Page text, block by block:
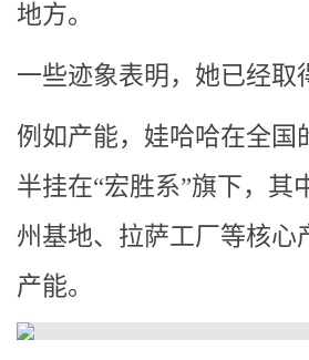
地方。
一些迹象表明，她已经取
例如产能，娃哈哈在全国
半挂在“宏胜系”旗下，其
州基地、拉萨工厂等核心
产能。